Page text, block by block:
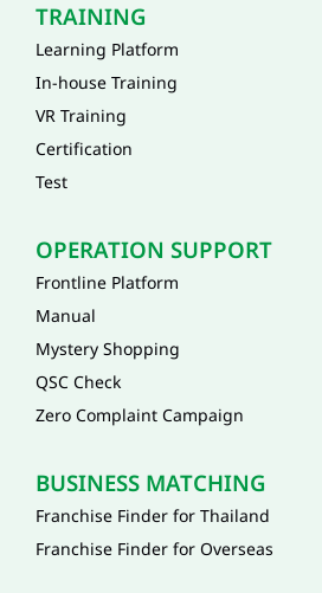
TRAINING
Learning Platform
In-house Training
VR Training
Certification
Test
OPERATION SUPPORT
Frontline Platform
Manual
Mystery Shopping
QSC Check
Zero Complaint Campaign
BUSINESS MATCHING
Franchise Finder for Thailand
Franchise Finder for Overseas